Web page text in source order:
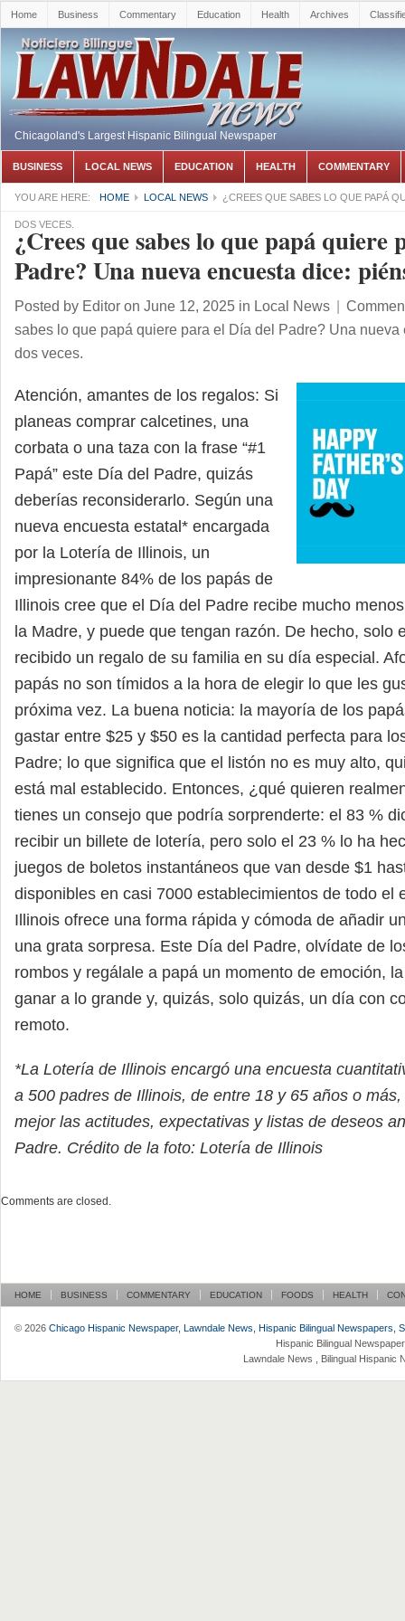
Home Business Commentary Education Health Archives
Chicagoland's Largest Hispanic Bilingual Newspaper
BUSINESS LOCAL NEWS EDUCATION HEALTH COMMENTARY
YOU ARE HERE: HOME LOCAL NEWS ¿CREES QUE SABES LO QUE PAPÁ
DOS VECES.
¿Crees que sabes lo que papá quiere
Padre? Una nueva encuesta dice:
Posted by Editor on June 12, 2025 in Local News |
sabes lo que papá quiere para el Día del Padre? Una
dos veces.
Atención, amantes de los regalos: Si
planeas comprar calcetines, una
corbata o una taza con la frase “#1
Papá” este Día del Padre, quizás
deberías reconsiderarlo. Según una
nueva encuesta estatal* encargada
por la Lotería de Illinois, un
impresionante 84% de los papás de
Illinois cree que el Día del Padre recibe mucho
la Madre, y puede que tengan razón. De hecho, solo
recibido un regalo de su familia en su día especial.
papás no son tímidos a la hora de elegir lo que les
próxima vez. La buena noticia: la mayoría de los
gastar entre $25 y $50 es la cantidad perfecta para
Padre; lo que significa que el listón no es muy alto,
está mal establecido. Entonces, ¿qué quieren
tienes un consejo que podría sorprenderte: el 83 %
recibir un billete de lotería, pero solo el 23 % lo ha
juegos de boletos instantáneos que van desde $1
disponibles en casi 7000 establecimientos de todo el
Illinois ofrece una forma rápida y cómoda de añadir
una grata sorpresa. Este Día del Padre, olvídate de
rombos y regálale a papá un momento de emoción,
ganar a lo grande y, quizás, solo quizás, un día con
remoto.
*La Lotería de Illinois encargó una encuesta
a 500 padres de Illinois, de entre 18 y 65 años o
mejor las actitudes, expectativas y listas de deseos
Padre. Crédito de la foto: Lotería de Illinois
Comments are closed.
HOME BUSINESS COMMENTARY EDUCATION FOODS HEALTH
© 2026 Chicago Hispanic Newspaper, Lawndale News, Hispanic Bilingual Newspapers,
Hispanic Bilingual
Lawndale News , Bilingual Hispanic